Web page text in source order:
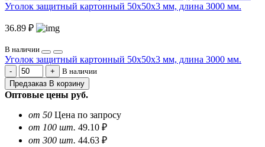
Уголок защитный картонный 50х50х3 мм, длина 3000 мм.
36.89 ₽
В наличии
Уголок защитный картонный 50х50х3 мм, длина 3000 мм.
В наличии
Предзаказ В корзину
Оптовые цены руб.
от 50 Цена по запросу
от 100 шт. 49.10 ₽
от 300 шт. 44.63 ₽